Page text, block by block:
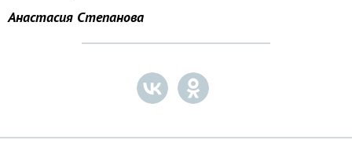
Анастасия Степанова